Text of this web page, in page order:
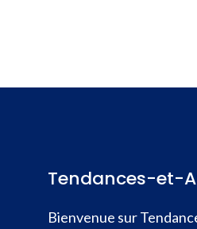
Tendances-et-
Bienvenue sur